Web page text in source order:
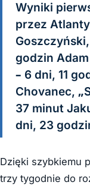
Wyniki
przez
godzin
– 6 dni, 11
Chovanec,
37 minut
dni, 23
Dzięki szybkiemu
trzy tygodnie do